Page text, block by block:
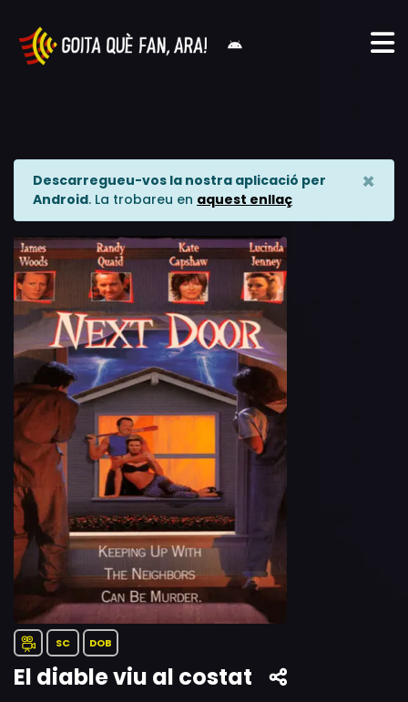
Descarregueu-vos la nostra aplicació per
Android. La trobareu en aquest enllaç
×
SC DOB
El diable viu al costat